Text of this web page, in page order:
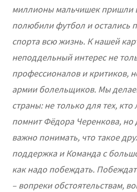
миллионы мальчишек пришли
полюбили футбол и остались
спорта всю жизнь. К нашей
неподдельный интерес не
профессионалов и критиков,
армии болельщиков. Мы
страны: не только для тех,
помнит Фёдора Черенкова, но
важно понимать, что такое
поддержка и Команда с
как надо побеждать.
– вопреки обстоятельствам,